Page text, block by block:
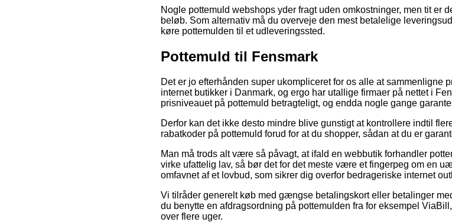
Nogle pottemuld webshops yder fragt uden omkostninger, men tit er
beløb. Som alternativ må du overveje den mest betalelige
køre pottemulden til et udleveringssted.
Pottemuld til Fensmark
Det er jo efterhånden super ukompliceret for os alle at sammenligne
internet butikker i Danmark, og ergo har utallige firmaer på nettet i
prisniveauet på pottemuld betragteligt, og endda nogle gange
Derfor kan det ikke desto mindre blive gunstigt at kontrollere indtil
rabatkoder på pottemuld forud for at du shopper, sådan at du er
Man må trods alt være så påvagt, at ifald en webbutik forhandler
virke ufattelig lav, så bør det for det meste være et fingerpeg om en
omfavnet af et lovbud, som sikrer dig overfor bedrageriske internet
Vi tilråder generelt køb med gængse betalingskort eller betalinger
du benytte en afdragsordning på pottemulden fra for eksempel
over flere uger.